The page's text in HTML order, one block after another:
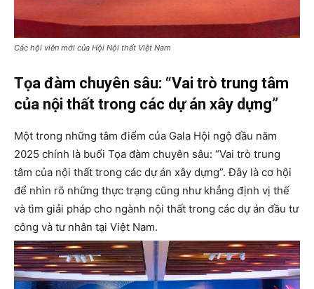
Các hội viên mới của Hội Nội thất Việt Nam
Tọa đàm chuyên sâu: “Vai trò trung tâm
của nội thất trong các dự án xây dựng”
Một trong những tâm điểm của Gala Hội ngộ đầu năm
2025 chính là buổi Tọa đàm chuyên sâu: “Vai trò trung
tâm của nội thất trong các dự án xây dựng”. Đây là cơ hội
để nhìn rõ những thực trạng cũng như khẳng định vị thế
và tìm giải pháp cho ngành nội thất trong các dự án đầu tư
công và tư nhân tại Việt Nam.